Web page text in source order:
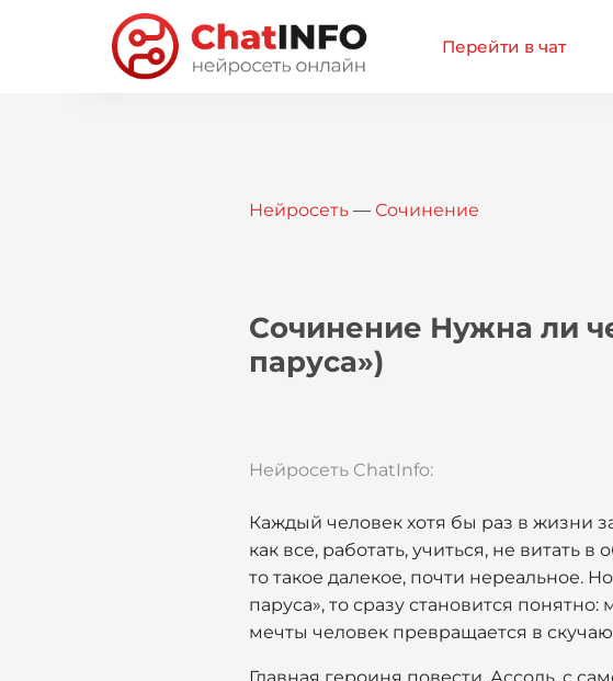
Перейти в чат
Нейросеть — Сочинение
Сочинение Нужна ли
паруса»)
Нейросеть ChatInfo:
Каждый человек хотя бы раз в жизни
как все, работать, учиться, не витать
то такое далекое, почти нереальное.
паруса», то сразу становится
мечты человек превращается в